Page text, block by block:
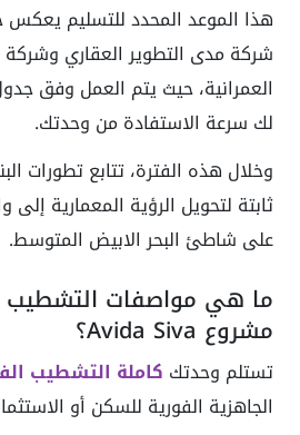
هذا الموعد المحدد للتسليم يعكس
شركة مدى التطوير العقاري وشركة
العمرانية، حيث يتم العمل وفق
لك سرعة الاستفادة من وحدتك.
وخلال هذه الفترة، تتابع تطورات
ثابتة لتحويل الرؤية المعمارية
على شاطئ البحر الابيض المتوسط.
ما هي مواصفات التشطيب
مشروع Avida Siva؟
تستلم وحدتك كاملة التشطيب
الجاهزية الفورية للسكن أو